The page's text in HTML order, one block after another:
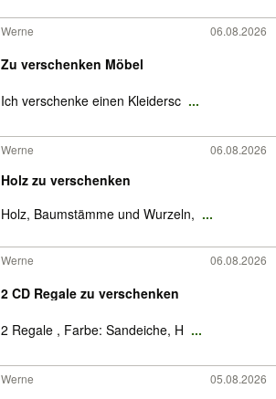
Werne 06.08.2026
Zu verschenken Möbel
Ich verschenke einen Kleidersc ...
Werne 06.08.2026
Holz zu verschenken
Holz, Baumstämme und Wurzeln, ...
Werne 06.08.2026
2 CD Regale zu verschenken
2 Regale , Farbe: Sandeiche, H ...
Werne 05.08.2026